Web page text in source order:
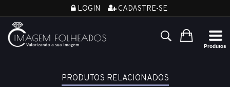
LOGIN CADASTRE-SE
PRODUTOS RELACIONADOS